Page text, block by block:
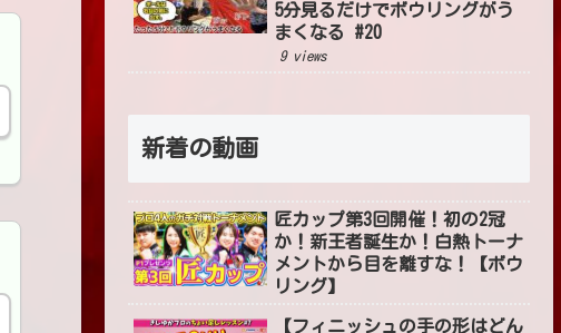
5分見るだけでボウリングがう
まくなる #20
9 views
新着の動画
匠カップ第3回開催！初の2冠
か！新王者誕生か！白熱トーナ
メントから目を離すな！【ボウ
リング】
【フィニッシュの手の形はどん